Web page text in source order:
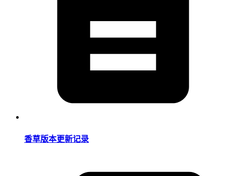
香草版本更新记录